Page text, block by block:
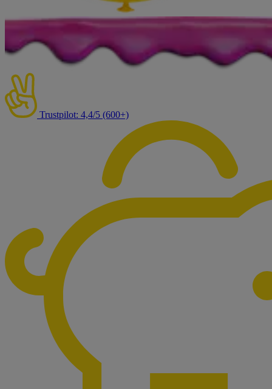
Trustpilot: 4,4/5 (600+)